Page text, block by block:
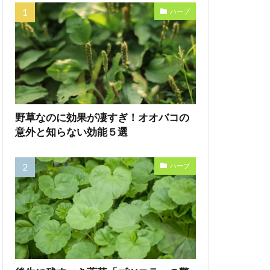
ハーブ
野草なのに効果が凄すぎ！オオバコの
意外と知らない効能５選
ハーブ